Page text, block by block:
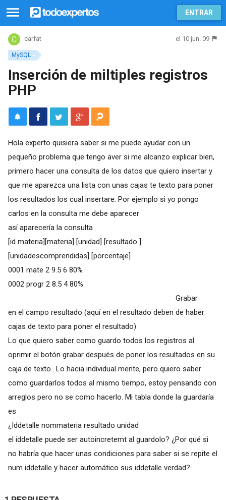
ENTRAR
MySQL
carfat el 10 jun. 09
Inserción de miltiples registros
PHP
Hola experto quisiera saber si me puede ayudar con un
pequeño problema que tengo aver si me alcanzo explicar bien,
primero hacer una consulta de los datos que quiero insertar y
que me aparezca una lista con unas cajas te texto para poner
los resultados los cual insertare. Por ejemplo si yo pongo
carlos en la consulta me debe aparecer
así aparecería la consulta
[id materia][materia] [unidad] [resultado ]
[unidadescomprendidas] [porcentaje]
0001 mate 2 9.5 6 80%
0002 progr 2 8.5 4 80%
Grabar
en el campo resultado (aquí en el resultado deben de haber
cajas de texto para poner el resultado)
Lo que quiero saber como guardo todos los registros al
oprimir el botón grabar después de poner los resultados en su
caja de texto.. Lo hacia individual mente, pero quiero saber
como guardarlos todos al mismo tiempo, estoy pensando con
arreglos pero no se como hacerlo. Mi tabla donde la guardaría
es
¿Iddetalle nommateria resultado unidad
el iddetalle puede ser autoincretemt al guardolo? ¿Por qué si
no habría que hacer unas condiciones para saber si se repite el
num iddetalle y hacer automático sus iddetalle verdad?